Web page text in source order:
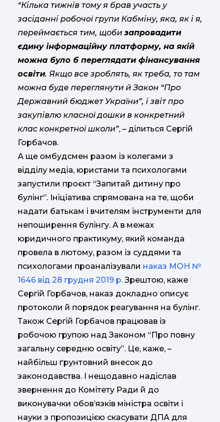
“Кілька тижнів тому я брав участь у
засіданні робочої групи Кабміну, яка, як і я,
переймається тим, щоби запровадити
єдину інформаційну платформу, на якій
можна було б переглядати фінансування
освіти. Якщо все зроблять, як треба, то там
можна буде переглянути й Закон “Про
Державний бюджет України”, і звіт про
закупівлю класної дошки в конкретний
клас конкретної школи”, – ділиться Сергій
Горбачов.
А ще омбудсмен разом із колегами з
відділу медіа, юристами та психологами
запустили проєкт “Запитай дитину про
булінг”. Ініціатива спрямована на те, щоби
надати батькам і вчителям інструменти для
непоширення булінгу. А в межах
юридичного практикуму, який команда
провела в лютому, разом із суддями та
психологами проаналізували наказ МОН №
1646 від 28 грудня 2019 р.Зрештою, каже
Сергій Горбачов, наказ докладно описує
протоколи й порядок реагування на булінг.
Також Сергій Горбачов працював із
робочою групою над Законом “Про повну
загальну середню освіту”. Це, каже, –
найбільш ґрунтовний внесок до
законодавства. І нещодавно надіслав
звернення до Комітету Ради й до
виконувачки обов’язків міністра освіти і
науки з пропозицією скасувати ДПА для